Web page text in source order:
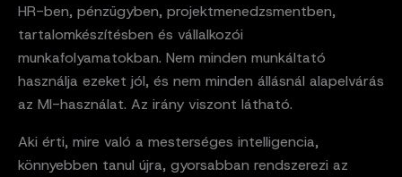
HR-ben, pénzügyben, projektmenedzsmentben,
tartalomkészítésben és vállalkozói
munkafolyamatokban. Nem minden munkáltató
használja ezeket jól, és nem minden állásnál alapelvárás
az MI-használat. Az irány viszont látható.
Aki érti, mire való a mesterséges intelligencia,
könnyebben tanul újra, gyorsabban rendszerezi az